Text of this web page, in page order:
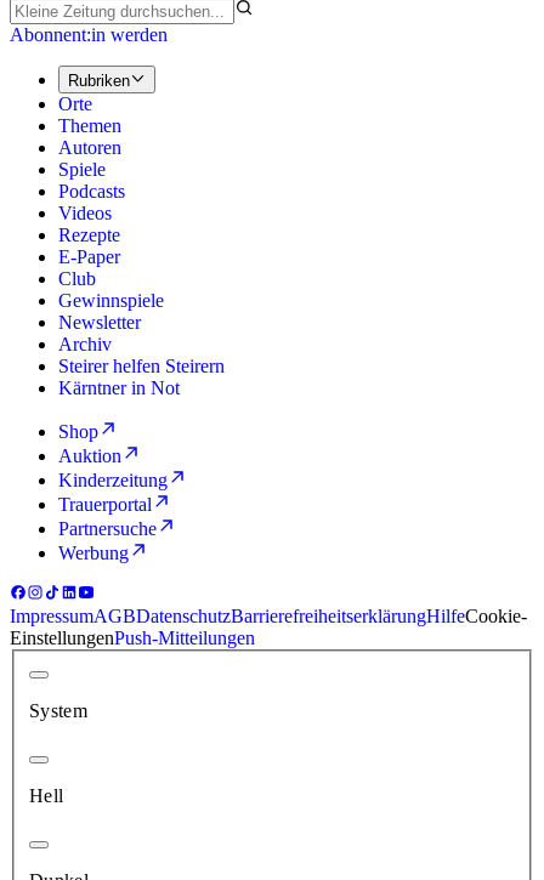
Abonnent:in werden
Rubriken
Orte
Themen
Autoren
Spiele
Podcasts
Videos
Rezepte
E-Paper
Club
Gewinnspiele
Newsletter
Archiv
Steirer helfen Steirern
Kärntner in Not
Shop
Auktion
Kinderzeitung
Trauerportal
Partnersuche
Werbung
ImpressumAGBDatenschutzBarrierefreiheitserklärungHilfeCookie-
EinstellungenPush-Mitteilungen
System
Hell